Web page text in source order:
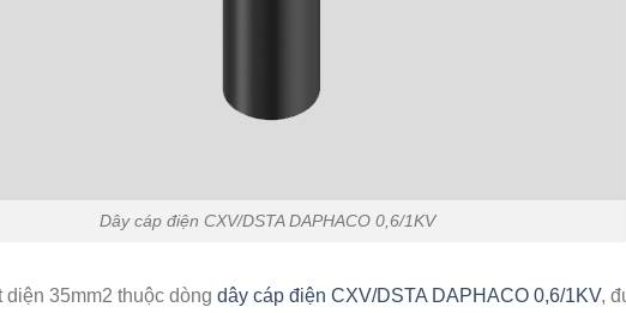
Dây cáp điện CXV/DSTA DAPHACO 0,6/1KV
35mm2 thuộc dòng dây cáp điện CXV/DSTA DAPHACO 0,6/1KV,